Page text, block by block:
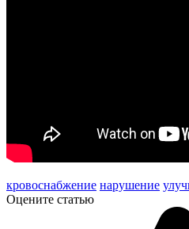
кровоснабжение нарушение
Оцените статью